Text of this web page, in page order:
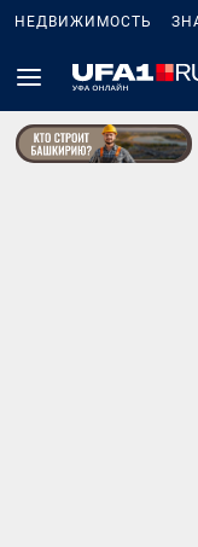
НЕДВИЖИМОСТЬ